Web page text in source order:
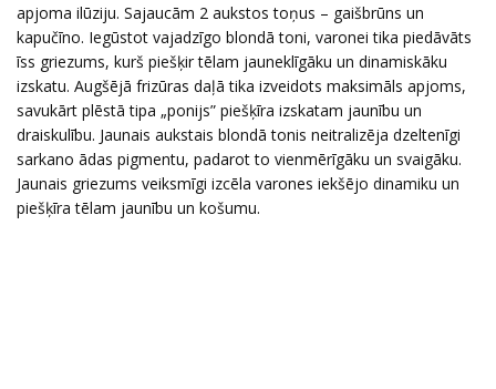
apjoma ilūziju. Sajaucām 2 aukstos toņus – gaišbrūns un
kapučīno. Iegūstot vajadzīgo blondā toni, varonei tika piedāvāts
īss griezums, kurš piešķir tēlam jauneklīgāku un dinamiskāku
izskatu. Augšējā frizūras daļā tika izveidots maksimāls apjoms,
savukārt plēstā tipa „ponijs” piešķīra izskatam jaunību un
draiskulību. Jaunais aukstais blondā tonis neitralizēja dzeltenīgi
sarkano ādas pigmentu, padarot to vienmērīgāku un svaigāku.
Jaunais griezums veiksmīgi izcēla varones iekšējo dinamiku un
piešķīra tēlam jaunību un košumu.